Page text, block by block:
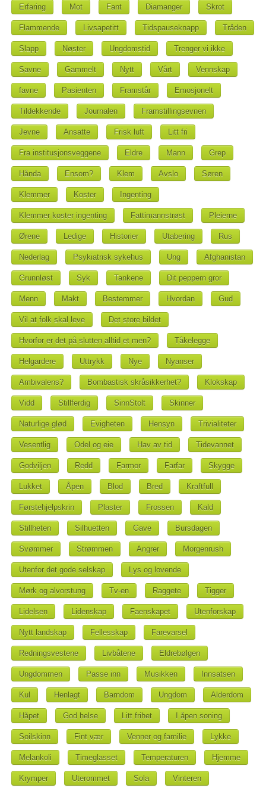
Erfaring Mot Fant Diamanger Skrot
Flammende Livsapetitt Tidspauseknapp Tråden
Slapp Nøster Ungdomstid Trenger vi ikke
Savne Gammelt Nytt Vårt Vennskap
favne Pasienten Framstår Emosjonelt
Tildekkende Journalen Framstillingsevnen
Jevne Ansatte Frisk luft Litt fri
Fra institusjonsveggene Eldre Mann Grep
Hånda Ensom? Klem Avslo Søren
Klemmer Koster Ingenting
Klemmer koster ingenting Fattimannstrøst Pleierne
Ørene Ledige Historier Utabering Rus
Nederlag Psykiatrisk sykehus Ung Afghanistan
Grunnløst Syk Tankene Dit peppern gror
Menn Makt Bestemmer Hvordan Gud
Vil at folk skal leve Det store bildet
Hvorfor er det på slutten alltid et men? Tåkelegge
Helgardere Uttrykk Nye Nyanser
Ambivalens? Bombastisk skråsikkerhet? Klokskap
Vidd Stillferdig SinnStolt Skinner
Naturlige glød Evigheten Hensyn Trivialiteter
Vesentlig Odel og eie Hav av tid Tidevannet
Godviljen Redd Farmor Farfar Skygge
Lukket Åpen Blod Bred Kraftfull
Førstehjelpskrin Plaster Frossen Kald
Stillheten Silhuetten Gave Bursdagen
Svømmer Strømmen Angrer Morgenrush
Utenfor det gode selskap Lys og lovende
Mørk og alvorstung Tv-en Raggete Tigger
Lidelsen Lidenskap Faenskapet Utenforskap
Nytt landskap Fellesskap Farevarsel
Redningsvestene Livbåtene Eldrebølgen
Ungdommen Passe inn Musikken Innsatsen
Kul Henlagt Barndom Ungdom Alderdom
Håpet God helse Litt frihet I åpen soning
Soilskinn Fint vær Venner og familie Lykke
Melankoli Timeglasset Temperaturen Hjemme
Krymper Uterommet Sola Vinteren